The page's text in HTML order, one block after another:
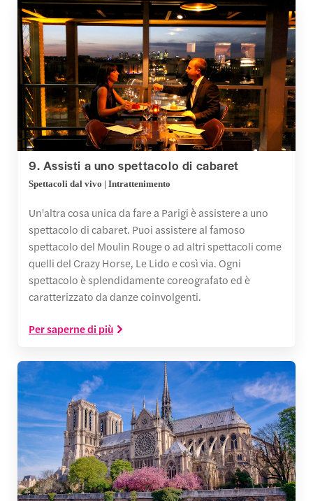
9. Assisti a uno spettacolo di cabaret
Spettacoli dal vivo | Intrattenimento
Un'altra cosa unica da fare a Parigi è assistere a uno
spettacolo di cabaret. Puoi assistere al famoso
spettacolo del Moulin Rouge o ad altri spettacoli come
quelli del Crazy Horse, Le Lido e così via. Ogni
spettacolo è splendidamente coreografato ed è
caratterizzato da danze coinvolgenti.
Per saperne di più